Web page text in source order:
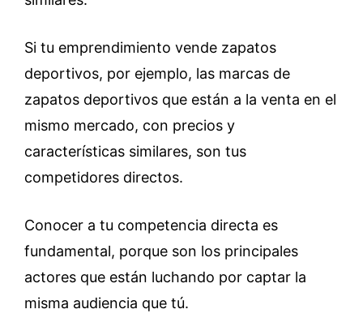
Si tu emprendimiento vende zapatos
deportivos, por ejemplo, las marcas de
zapatos deportivos que están a la venta en el
mismo mercado, con precios y
características similares, son tus
competidores directos.
Conocer a tu competencia directa es
fundamental, porque son los principales
actores que están luchando por captar la
misma audiencia que tú.